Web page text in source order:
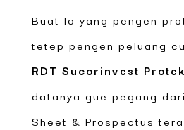
Buat lo yang pengen
tetep pengen peluang
RDT Sucorinvest
datanya gue pegang
Sheet & Prospectus